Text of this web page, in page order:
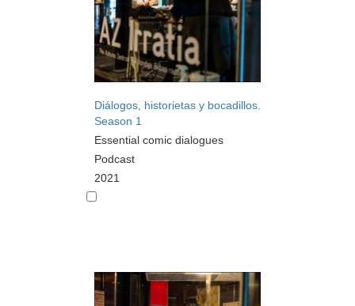
Diálogos, historietas y bocadillos.
Season 1
Essential comic dialogues
Podcast
2021